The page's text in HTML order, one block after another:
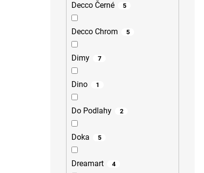
Decco Černé 5
Decco Chrom 5
Dimy 7
Dino 1
Do Podlahy 2
Doka 5
Dreamart 4